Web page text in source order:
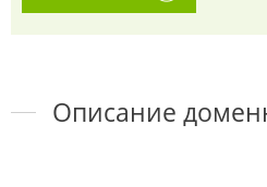
Описание